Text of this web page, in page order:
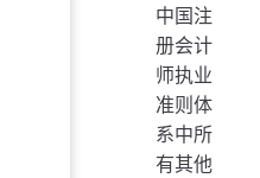
中国注
册会计
师执业
准则体
系中所
有其他